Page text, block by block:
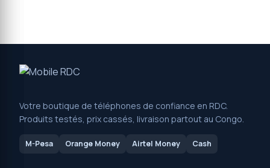
Votre boutique de téléphones de confiance en RDC.
Produits testés, prix cassés, livraison partout au Congo.
M-Pesa Orange Money Airtel Money Cash